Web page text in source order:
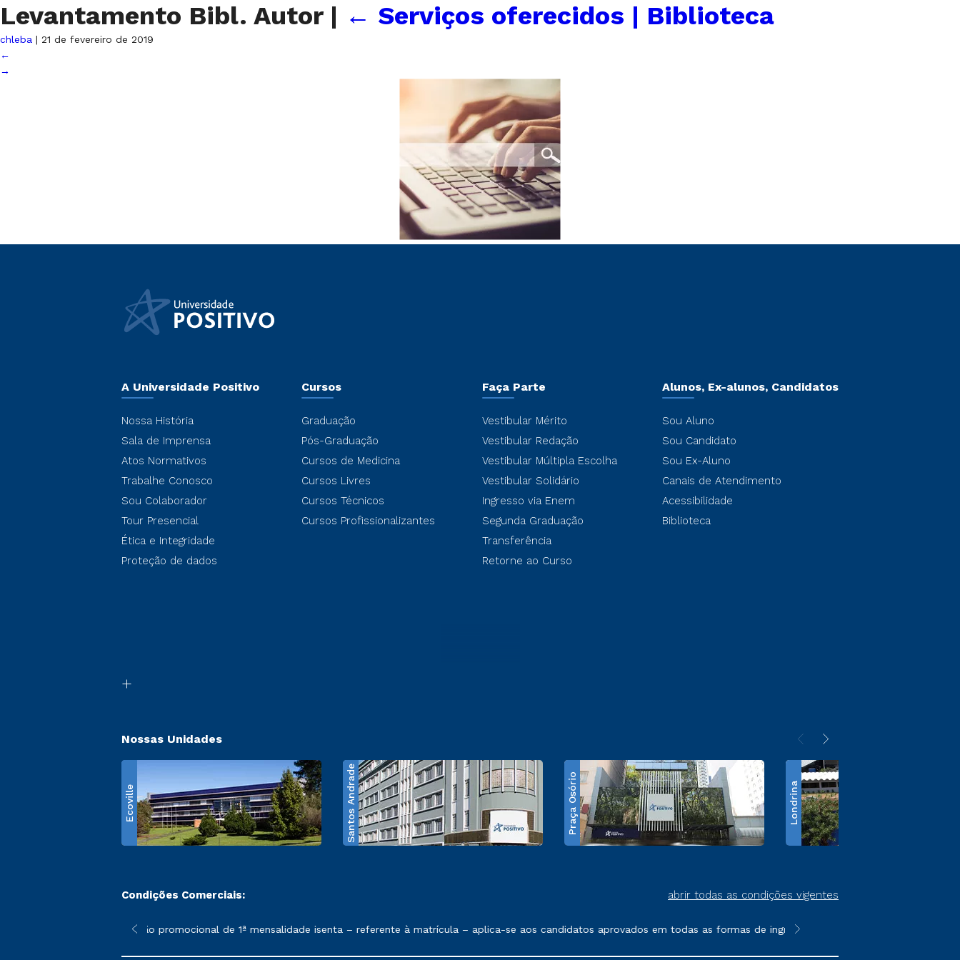
Levantamento Bibl. Autor | ← Serviços oferecidos | Biblioteca
chleba | 21 de fevereiro de 2019
←
→
A Universidade Positivo
Nossa História
Sala de Imprensa
Atos Normativos
Trabalhe Conosco
Sou Colaborador
Tour Presencial
Ética e Integridade
Proteção de dados
Cursos
Graduação
Pós-Graduação
Cursos de Medicina
Cursos Livres
Cursos Técnicos
Cursos Profissionalizantes
Faça Parte
Vestibular Mérito
Vestibular Redação
Vestibular Múltipla Escolha
Vestibular Solidário
Ingresso via Enem
Segunda Graduação
Transferência
Retorne ao Curso
Alunos, Ex-alunos, Candidatos
Sou Aluno
Sou Candidato
Sou Ex-Aluno
Canais de Atendimento
Acessibilidade
Biblioteca
Nossas Unidades
Ecoville Santos Andrade Praça Osório Londrina
Condições Comerciais: abrir todas as condições vigentes
sofrer alterações nos períodos de rematrícula conforme exposto no contrato de prestação de serviços
*A condição promocional de 1ª mensalidade isenta – referente à matrícula – aplica-se aos candidatos aprovados em todas as formas de ingresso, exceto na prova on-line ou
**Semipresencial é um formato do